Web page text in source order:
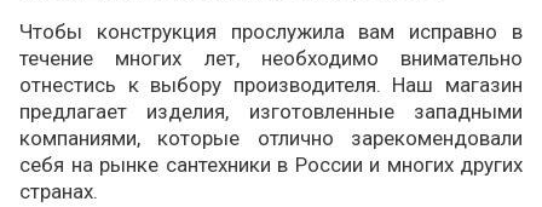
Чтобы конструкция прослужила вам исправно в
течение многих лет, необходимо внимательно
отнестись к выбору производителя. Наш магазин
предлагает изделия, изготовленные западными
компаниями, которые отлично зарекомендовали
себя на рынке сантехники в России и многих других
странах.